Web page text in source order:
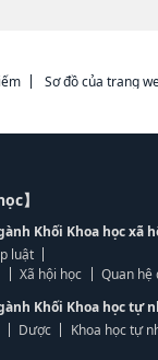
Sơ đồ của trang
】
Khối Khoa học xã
luật
Xã hội học
Quan hệ
Khối Khoa học tự
Dược
Khoa học tự